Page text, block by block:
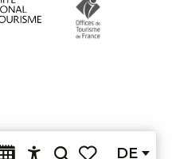
DE